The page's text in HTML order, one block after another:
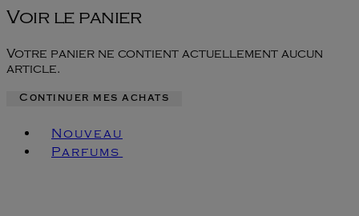
Voir le panier
Votre panier ne contient actuellement aucun
article.
Continuer mes achats
Nouveau
Parfums